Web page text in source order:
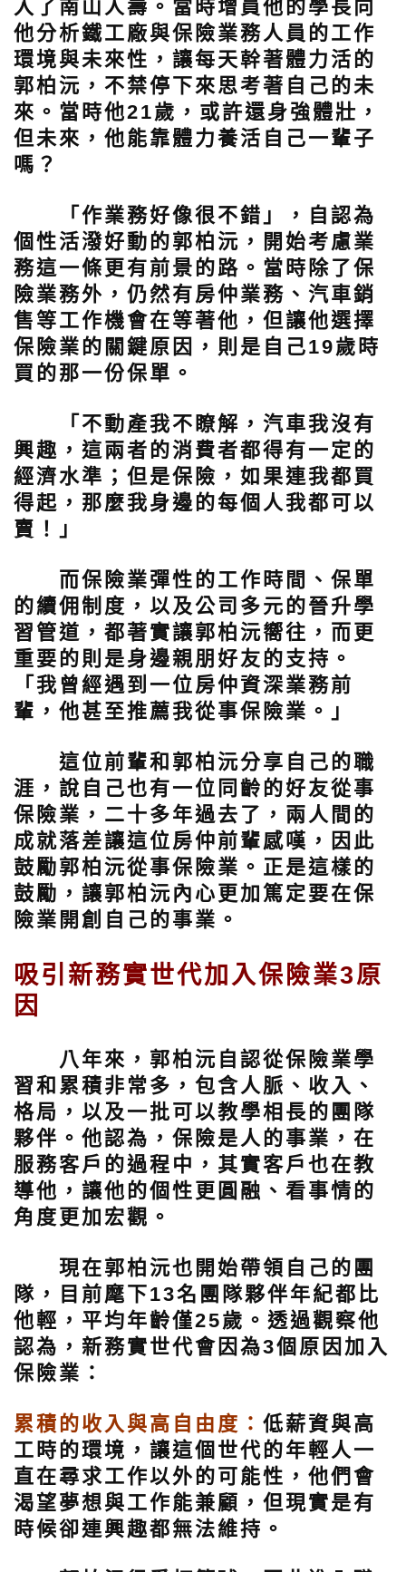
入了南山人壽。當時增員他的學長向
他分析鐵工廠與保險業務人員的工作
環境與未來性，讓每天幹著體力活的
郭柏沅，不禁停下來思考著自己的未
來。當時他21歲，或許還身強體壯，
但未來，他能靠體力養活自己一輩子
嗎？
「作業務好像很不錯」，自認為
個性活潑好動的郭柏沅，開始考慮業
務這一條更有前景的路。當時除了保
險業務外，仍然有房仲業務、汽車銷
售等工作機會在等著他，但讓他選擇
保險業的關鍵原因，則是自己19歲時
買的那一份保單。
「不動產我不瞭解，汽車我沒有
興趣，這兩者的消費者都得有一定的
經濟水準；但是保險，如果連我都買
得起，那麼我身邊的每個人我都可以
賣！」
而保險業彈性的工作時間、保單
的續佣制度，以及公司多元的晉升學
習管道，都著實讓郭柏沅嚮往，而更
重要的則是身邊親朋好友的支持。
「我曾經遇到一位房仲資深業務前
輩，他甚至推薦我從事保險業。」
這位前輩和郭柏沅分享自己的職
涯，說自己也有一位同齡的好友從事
保險業，二十多年過去了，兩人間的
成就落差讓這位房仲前輩感嘆，因此
鼓勵郭柏沅從事保險業。正是這樣的
鼓勵，讓郭柏沅內心更加篤定要在保
險業開創自己的事業。
吸引新務實世代加入保險業3原
因
八年來，郭柏沅自認從保險業學
習和累積非常多，包含人脈、收入、
格局，以及一批可以教學相長的團隊
夥伴。他認為，保險是人的事業，在
服務客戶的過程中，其實客戶也在教
導他，讓他的個性更圓融、看事情的
角度更加宏觀。
現在郭柏沅也開始帶領自己的團
隊，目前麾下13名團隊夥伴年紀都比
他輕，平均年齡僅25歲。透過觀察他
認為，新務實世代會因為3個原因加入
保險業：
累積的收入與高自由度： 低薪資與高
工時的環境，讓這個世代的年輕人一
直在尋求工作以外的可能性，他們會
渴望夢想與工作能兼顧，但現實是有
時候卻連興趣都無法維持。